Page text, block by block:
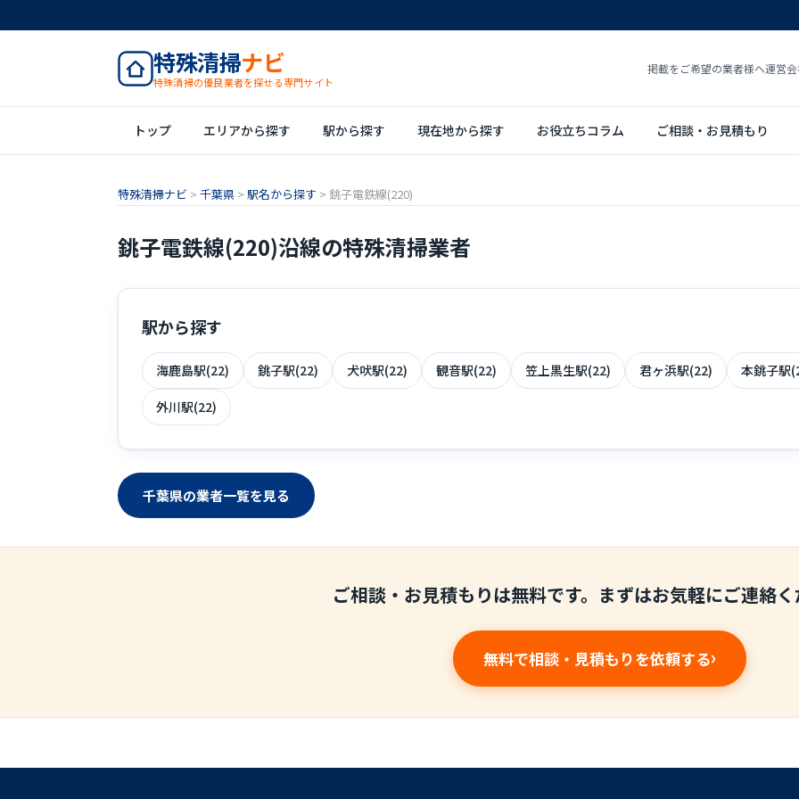
特殊清掃ナビ
特殊清掃の優良業者を探せる専門サイト
掲載をご希望の業者様へ運営
トップ エリアから探す 駅から探す 現在地から探す お役立ちコラム ご相談・お見積もり
特殊清掃ナビ > 千葉県 > 駅名から探す > 銚子電鉄線(220)
銚子電鉄線(220)沿線の特殊清掃業者
駅から探す
海鹿島駅(22) 銚子駅(22) 犬吠駅(22) 観音駅(22) 笠上黒生駅(22) 君ヶ浜駅(22) 本銚子駅
外川駅(22)
千葉県の業者一覧を見る
ご相談・お見積もりは無料です。まずはお気軽にご連絡
無料で相談・見積もりを依頼する